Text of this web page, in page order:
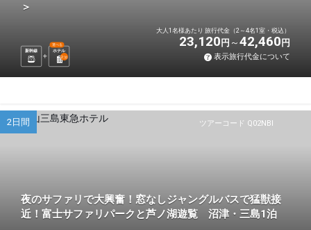
＞
新幹線 ホテル
選べる
2泊
大人1名様あたり 旅行代金（2～4名1室・税込）
23,120 円 42,460 円
表示旅行代金について
ツアーコード Q02NBI
2日間
夜のサファリで大興奮！窓なしジャングルバスで猛獣接
近！富士サファリパークと芦ノ湖遊覧 沼津・三島1泊